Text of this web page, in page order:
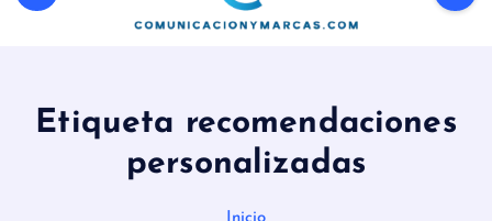
Etiqueta recomendaciones
personalizadas